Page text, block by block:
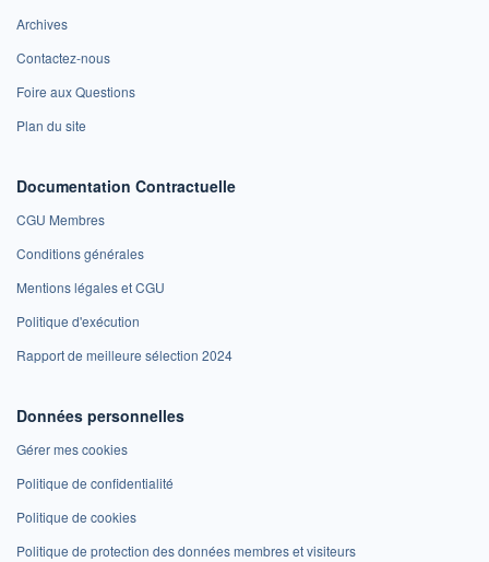
Archives
Contactez-nous
Foire aux Questions
Plan du site
Documentation Contractuelle
CGU Membres
Conditions générales
Mentions légales et CGU
Politique d'exécution
Rapport de meilleure sélection 2024
Données personnelles
Gérer mes cookies
Politique de confidentialité
Politique de cookies
Politique de protection des données membres et visiteurs